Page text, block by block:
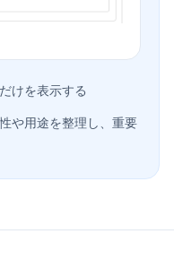
けを表示する
や用途を整理し、重要